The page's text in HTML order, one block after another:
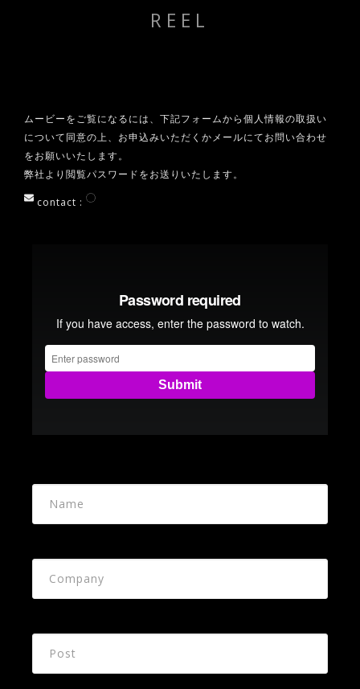
REEL
ムービーをご覧になるには、下記フォームから個人情報の取扱い
について同意の上、お申込みいただくかメールにてお問い合わせ
をお願いいたします。
弊社より閲覧パスワードをお送りいたします。
contact :